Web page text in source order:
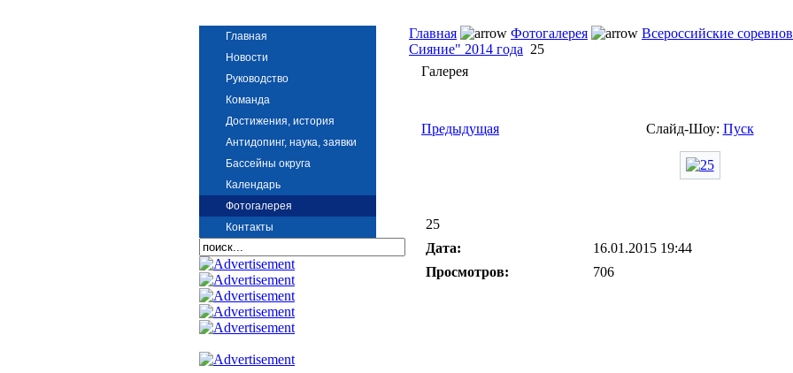
Главная
Новости
Руководство
Команда
Достижения, история
Антидопинг, наука, заявки
Бассейны округа
Календарь
Фотогалерея
Контакты
Главная Фотогалерея
Всероссийские
Сияние" 2014 года 25
Галерея
Предыдущая Слайд-Шоу: Пуск
25
Дата:
16.01.2015 19:44
Просмотров:
706